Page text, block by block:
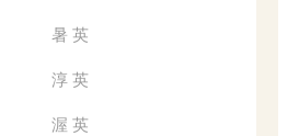
暑 英
淳 英
渥 英